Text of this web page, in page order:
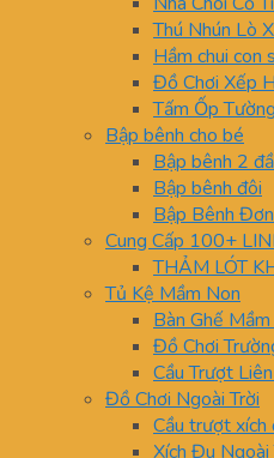
Thú Nhún Lò
Hầm chui con
Đồ Chơi Xếp
Tấm Ốp
Bập bênh cho bé
Bập bênh 2
Bập bênh đôi
Bập Bênh Đơn
Cung Cấp 100+
THẢM LÓT
Tủ Kệ Mầm Non
Bàn Ghế
Đồ Chơi
Cầu Trượt
Đồ Chơi Ngoài Trời
Cầu trượt xích
Xích Đu Ngoài